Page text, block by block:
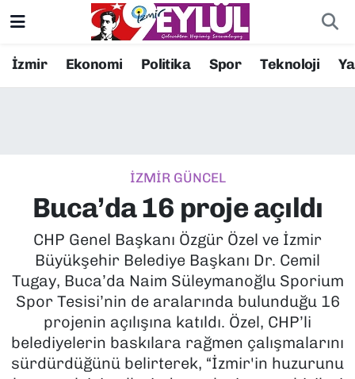
İzmir Ekonomi Politika Spor Teknoloji
İZMİR GÜNCEL
Buca’da 16 proje açıldı
CHP Genel Başkanı Özgür Özel ve İzmir
Büyükşehir Belediye Başkanı Dr. Cemil
Tugay, Buca’da Naim Süleymanoğlu Sporium
Spor Tesisi’nin de aralarında bulunduğu 16
projenin açılışına katıldı. Özel, CHP’li
belediyelerin baskılara rağmen çalışmalarını
sürdürdüğünü belirterek, “İzmir'in huzurunu
Resmi İlanlar
EKONOMİ
KÜLTÜR SANAT
MAGAZİN
POLİTİKA
Konak Nöbetçi Eczaneler
Süper Lig Puan Durumu ve Fikstür
Tüm Manşetler
Son Dakika Haberleri
Haber Arşivi